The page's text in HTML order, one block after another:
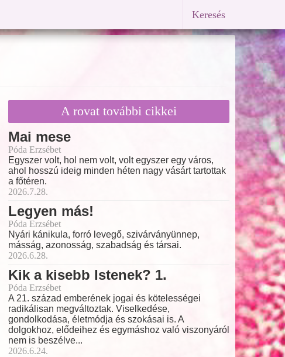
Keresés
A rovat további cikkei
Mai mese
Póda Erzsébet
Egyszer volt, hol nem volt, volt egyszer egy város,
ahol hosszú ideig minden héten nagy vásárt tartottak
a főtéren.
2026.7.28.
Legyen más!
Póda Erzsébet
Nyári kánikula, forró levegő, szivárványünnep,
másság, azonosság, szabadság és társai.
2026.6.28.
Kik a kisebb Istenek? 1.
Póda Erzsébet
A 21. század emberének jogai és kötelességei
radikálisan megváltoztak. Viselkedése,
gondolkodása, életmódja és szokásai is. A
dolgokhoz, elődeihez és egymáshoz való viszonyáról
nem is beszélve...
2026.6.24.